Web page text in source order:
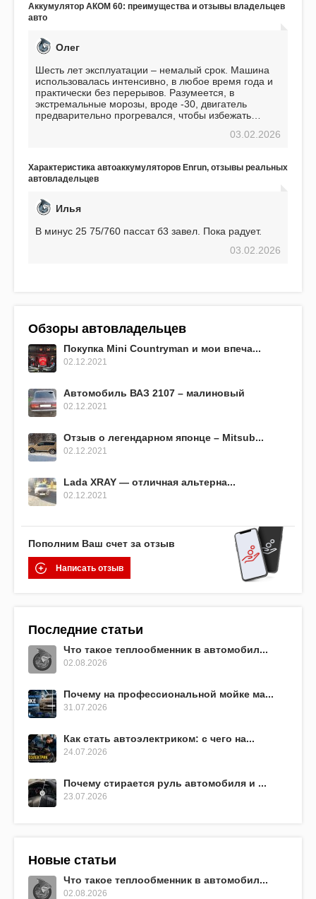
Аккумулятор АКОМ 60: преимущества и отзывы владельцев
авто
Олег
Шесть лет эксплуатации – немалый срок. Машина
использовалась интенсивно, в любое время года и
практически без перерывов. Разумеется, в
экстремальные морозы, вроде -30, двигатель
предварительно прогревался, чтобы избежать
использования не было ни единой поломки,
EFB 75. Судя по характеристикам, он даже
превосходит предыдущую модель.
03.02.2026
Характеристика автоаккумуляторов Enrun, отзывы реальных
автовладельцев
Илья
В минус 25 75/760 пассат б3 завел. Пока радует.
03.02.2026
Обзоры автовладельцев
Покупка Mini Countryman и мои впеча...
02.12.2021
Автомобиль ВАЗ 2107 – малиновый
02.12.2021
Отзыв о легендарном японце – Mitsub...
02.12.2021
Lada XRAY — отличная альтерна...
02.12.2021
Пополним Ваш счет за отзыв
Написать отзыв
Последние статьи
Что такое теплообменник в автомобил...
02.08.2026
Почему на профессиональной мойке ма...
31.07.2026
Как стать автоэлектриком: с чего на...
24.07.2026
Почему стирается руль автомобиля и ...
23.07.2026
Новые статьи
Что такое теплообменник в автомобил...
02.08.2026